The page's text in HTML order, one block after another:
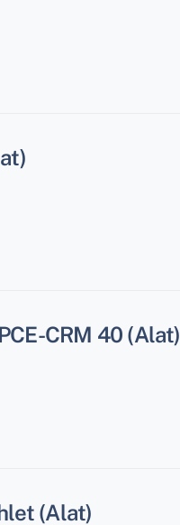
CRM 40 (Alat)
(Alat)